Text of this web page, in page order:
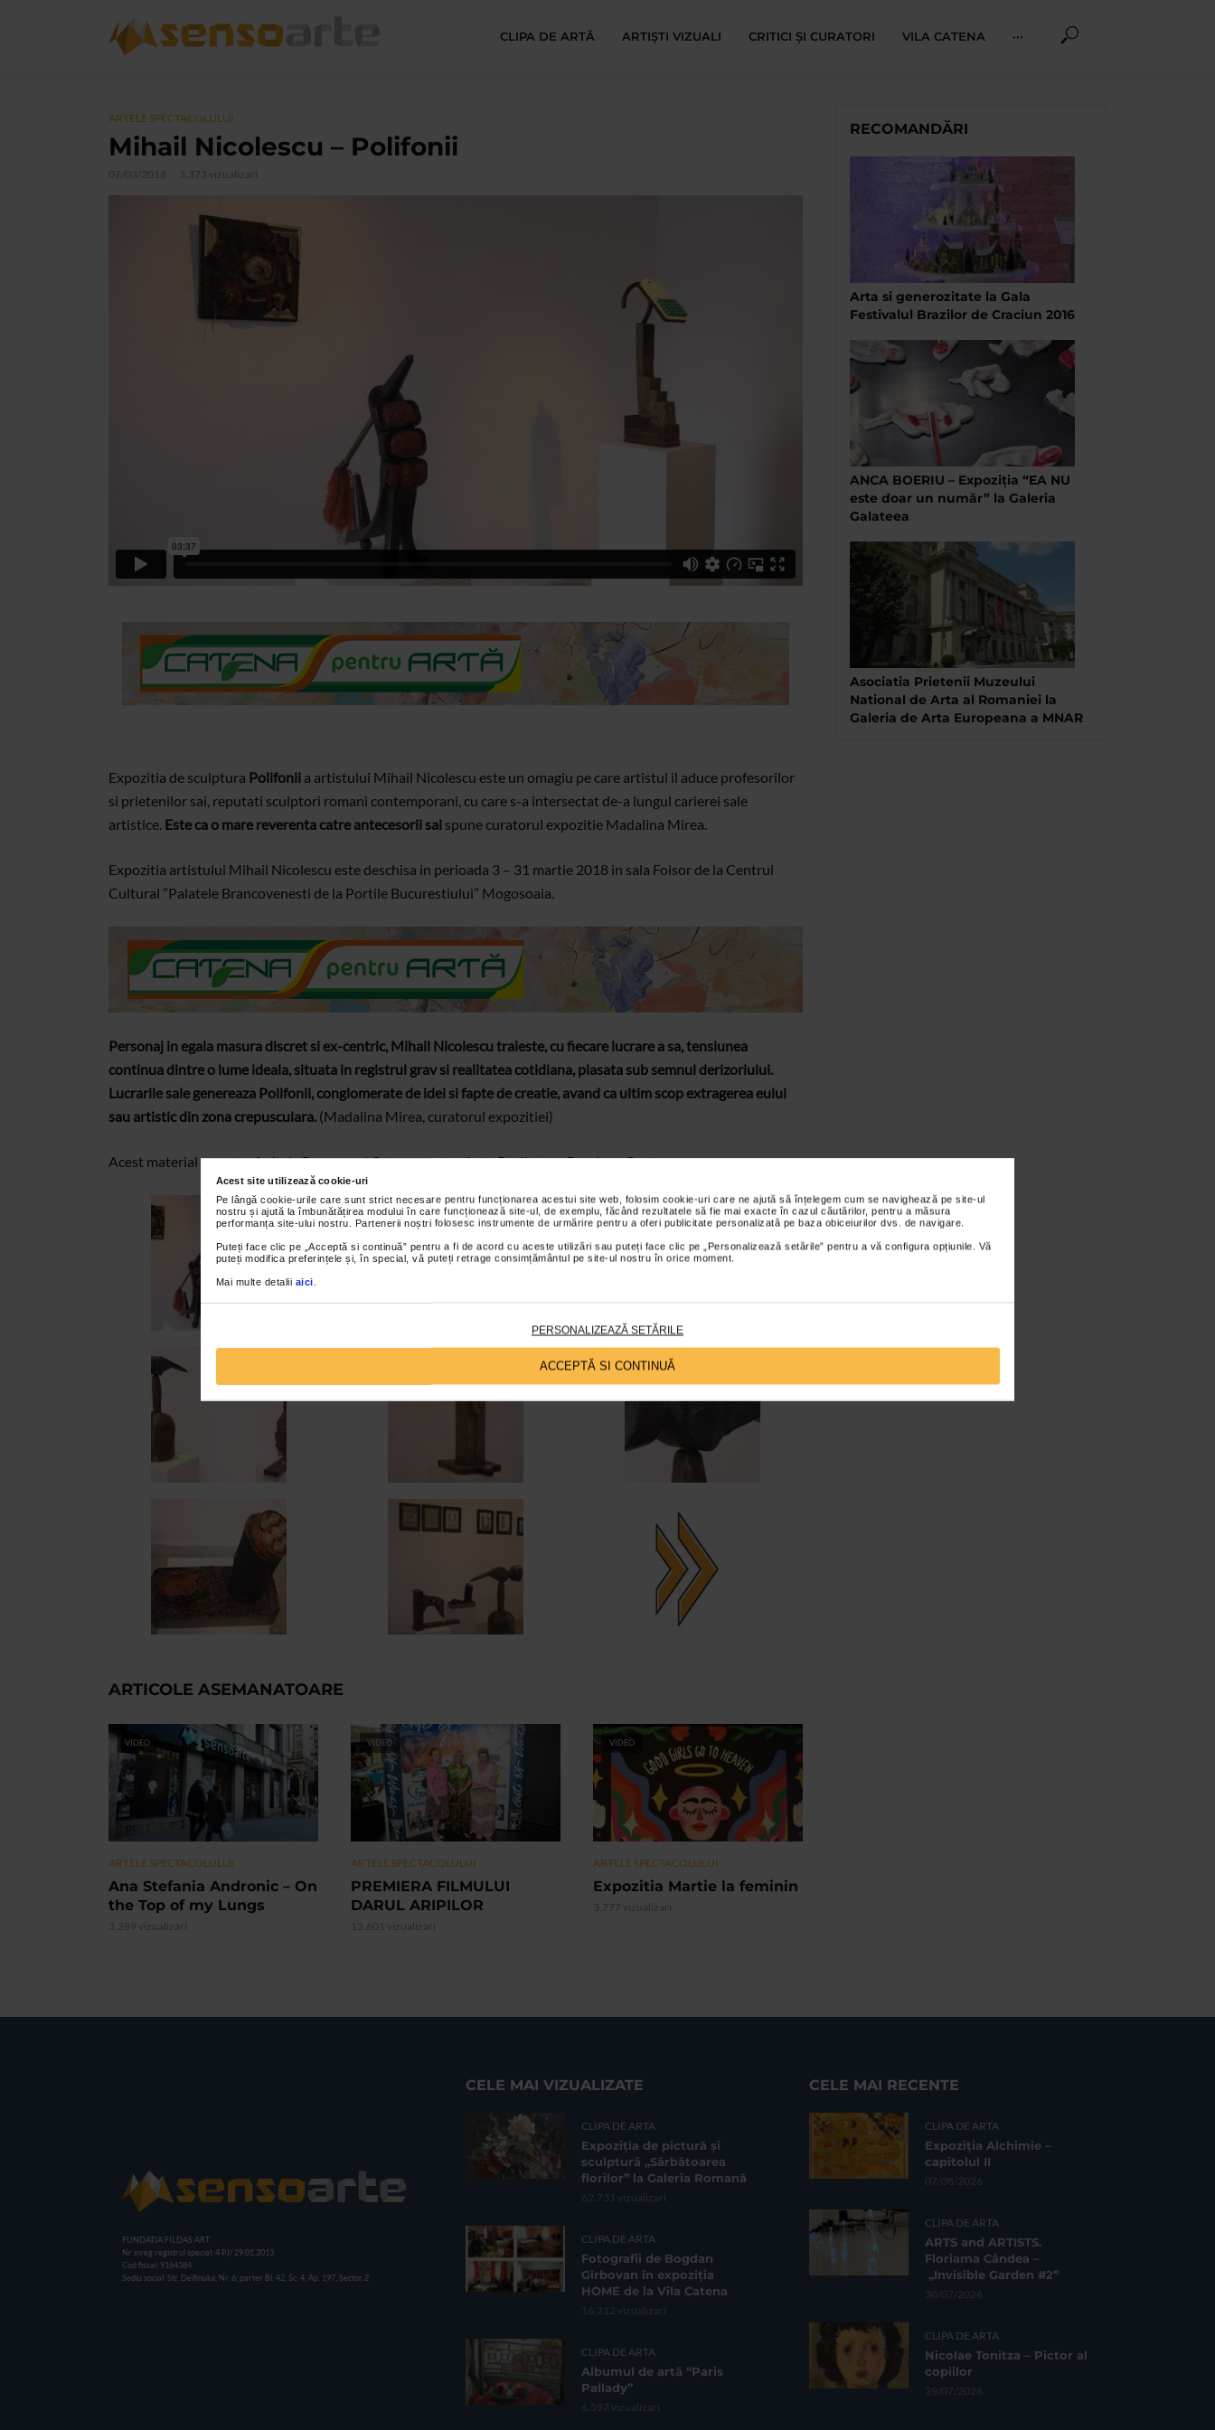
Acest site utilizează cookie-uri
Pe lângă cookie-urile care sunt strict necesare pentru funcționarea acestui site web, folosim cookie-uri care ne ajută să înțelegem cum se navighează pe site-ul
nostru și ajută la îmbunătățirea modului în care funcționează site-ul, de exemplu, făcând rezultatele să fie mai exacte în cazul căutărilor, pentru a măsura
performanța site-ului nostru. Partenerii noștri folosesc instrumente de urmărire pentru a oferi publicitate personalizată pe baza obiceiurilor dvs. de navigare.
Puteți face clic pe „Acceptă si continuă” pentru a fi de acord cu aceste utilizări sau puteți face clic pe „Personalizează setările” pentru a vă configura opțiunile. Vă
puteți modifica preferințele și, în special, vă puteți retrage consimțământul pe site-ul nostru în orice moment.
Mai multe detalii aici
PERSONALIZEAZĂ SETĂRILE
ACCEPTĂ SI CONTINUĂ
CLIPA DE ARTĂ ARTIȘTI VIZUALI CRITICI ȘI CURATORI VILA CATENA ···
ARTELE SPECTACOLULUI
Mihail Nicolescu – Polifonii
07/03/2018 3.373 vizualizari
Expozitia de sculptura Polifonii a artistului Mihail Nicolescu este un omagiu pe care artistul il aduce profesorilor
si prietenilor sai, reputati sculptori romani contemporani, cu care s-a intersectat de-a lungul carierei sale
artistice. Este ca o mare reverenta catre antecesorii sai spune curatorul expozitie Madalina Mirea.
Expozitia artistului Mihail Nicolescu este deschisa in perioada 3 – 31 martie 2018 in sala Foisor de la Centrul
Cultural ”Palatele Brancovenesti de la Portile Bucurestiului” Mogosoaia.
Personaj in egala masura discret si ex-centric, Mihail Nicolescu traieste, cu fiecare lucrare a sa, tensiunea
continua dintre o lume ideala, situata in registrul grav si realitatea cotidiana, plasata sub semnul derizoriului.
Lucrarile sale genereaza Polifonii, conglomerate de idei si fapte de creatie, avand ca ultim scop extragerea eului
sau artistic din zona crepusculara. (Madalina Mirea, curatorul expozitiei)
Acest material va este oferit de Programul Catena pentru Arta.Realizator: Bogdana Contras
ARTICOLE ASEMANATOARE
VIDEO
ARTELE SPECTACOLULUI
Ana Stefania Andronic – On
the Top of my Lungs
3.289 vizualizari
VIDEO
ARTELE SPECTACOLULUI
PREMIERA FILMULUI
DARUL ARIPILOR
12.601 vizualizari
VIDEO
ARTELE SPECTACOLULUI
Expozitia Martie la feminin
3.777 vizualizari
RECOMANDĂRI
Arta si generozitate la Gala
Festivalul Brazilor de Craciun 2016
ANCA BOERIU – Expoziţia “EA NU
este doar un număr” la Galeria
Galateea
Asociatia Prietenii Muzeului
National de Arta al Romaniei la
Galeria de Arta Europeana a MNAR
FUNDATIA FILDAS ART
Nr inreg registrul special: 4 PJ/ 29.01.2013
Cod fiscal: 9164384
Sediu social: Str. Delfinului, Nr. 6, parter Bl. 42, Sc. 4, Ap. 197, Sector 2
CELE MAI VIZUALIZATE
CLIPA DE ARTA
Expoziția de pictură și
sculptură „Sărbătoarea
florilor” la Galeria Romană
62.731 vizualizari
CLIPA DE ARTA
Fotografii de Bogdan
Gîrbovan în expoziția
HOME de la Vila Catena
16.212 vizualizari
CLIPA DE ARTA
Albumul de artă “Paris
Pallady”
6.597 vizualizari
CELE MAI RECENTE
CLIPA DE ARTA
Expoziția Alchimie –
capitolul II
07/08/2026
CLIPA DE ARTA
ARTS and ARTISTS.
Floriama Cândea –
„Invisible Garden #2”
30/07/2026
CLIPA DE ARTA
Nicolae Tonitza – Pictor al
copiilor
29/07/2026